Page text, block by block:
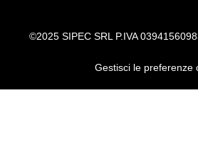
©2025 SIPEC SRL P.IVA
Gestisci le preferenze